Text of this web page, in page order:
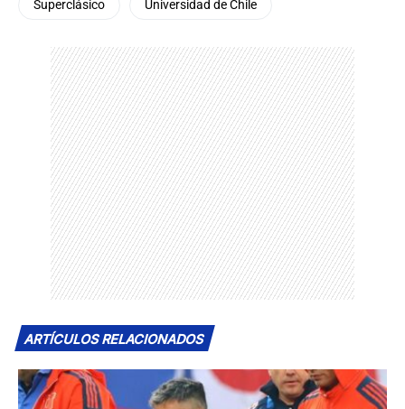
Superclásico Universidad de Chile
ARTÍCULOS RELACIONADOS